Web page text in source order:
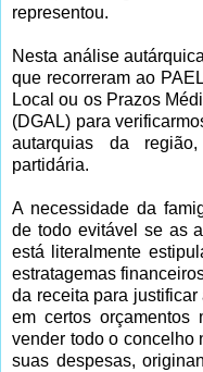
representou.
Nesta análise
que recorreram ao
Local ou os Prazos
(DGAL) para
autarquias da
partidária.
A necessidade da
de todo evitável se as
está literalmente
estratagemas
da receita para
em certos orçamentos
vender todo o concelho
suas despesas,